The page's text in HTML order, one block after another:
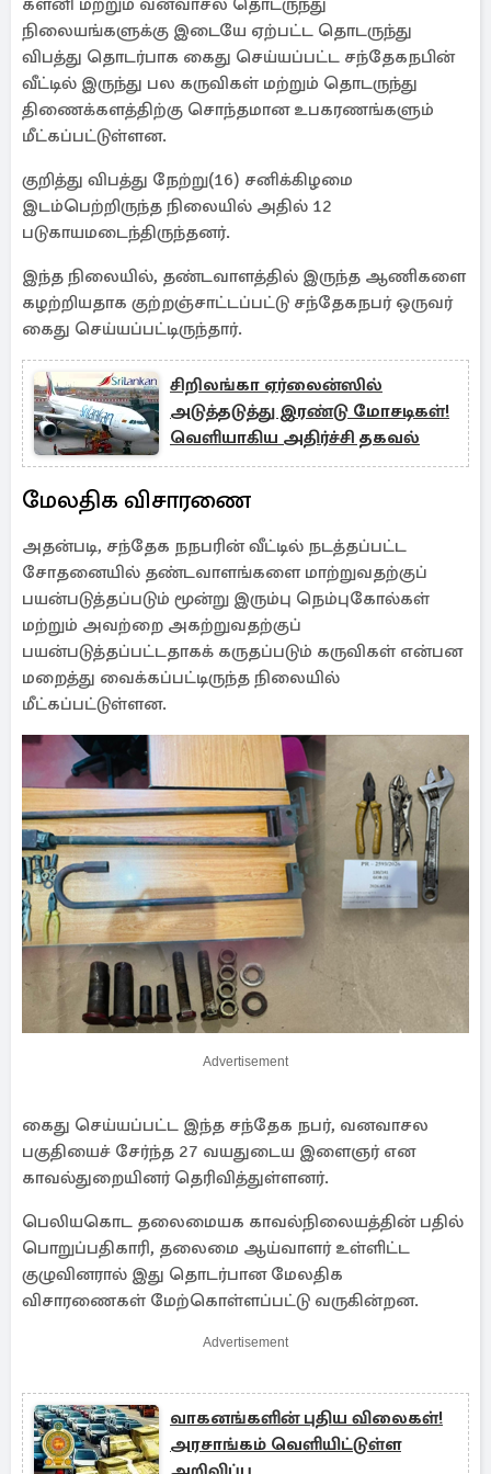
களனி மற்றும் வனவாசல தொடருந்து
நிலையங்களுக்கு இடையே ஏற்பட்ட தொடருந்து
விபத்து தொடர்பாக கைது செய்யப்பட்ட சந்தேகநபின்
வீட்டில் இருந்து பல கருவிகள் மற்றும் தொடருந்து
திணைக்களத்திற்கு சொந்தமான உபகரணங்களும்
மீட்கப்பட்டுள்ளன.
குறித்து விபத்து நேற்று(16) சனிக்கிழமை
இடம்பெற்றிருந்த நிலையில் அதில் 12
படுகாயமடைந்திருந்தனர்.
இந்த நிலையில், தண்டவாளத்தில் இருந்த ஆணிகளை
கழற்றியதாக குற்றஞ்சாட்டப்பட்டு சந்தேகநபர் ஒருவர்
கைது செய்யப்பட்டிருந்தார்.
சிறிலங்கா ஏர்லைன்ஸில்
அடுத்தடுத்து இரண்டு மோசடிகள்!
வெளியாகிய அதிர்ச்சி தகவல்
மேலதிக விசாரணை
அதன்படி, சந்தேக நநபரின் வீட்டில் நடத்தப்பட்ட
சோதனையில் தண்டவாளங்களை மாற்றுவதற்குப்
பயன்படுத்தப்படும் மூன்று இரும்பு நெம்புகோல்கள்
மற்றும் அவற்றை அகற்றுவதற்குப்
பயன்படுத்தப்பட்டதாகக் கருதப்படும் கருவிகள் என்பன
மறைத்து வைக்கப்பட்டிருந்த நிலையில்
மீட்கப்பட்டுள்ளன.
Advertisement
கைது செய்யப்பட்ட இந்த சந்தேக நபர், வனவாசல
பகுதியைச் சேர்ந்த 27 வயதுடைய இளைஞர் என
காவல்துறையினர் தெரிவித்துள்ளனர்.
பெலியகொட தலைமையக காவல்நிலையத்தின் பதில்
பொறுப்பதிகாரி, தலைமை ஆய்வாளர் உள்ளிட்ட
குழுவினரால் இது தொடர்பான மேலதிக
விசாரணைகள் மேற்கொள்ளப்பட்டு வருகின்றன.
Advertisement
வாகனங்களின் புதிய விலைகள்!
அரசாங்கம் வெளியிட்டுள்ள